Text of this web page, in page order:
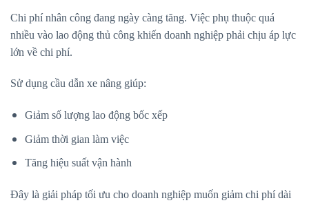
Chi phí nhân công đang ngày càng tăng. Việc phụ thuộc quá
nhiều vào lao động thủ công khiến doanh nghiệp phải chịu áp lực
lớn về chi phí.
Sử dụng cầu dẫn xe nâng giúp:
Giảm số lượng lao động bốc xếp
Giảm thời gian làm việc
Tăng hiệu suất vận hành
Đây là giải pháp tối ưu cho doanh nghiệp muốn giảm chi phí dài